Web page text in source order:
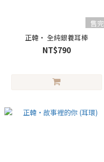
售完
正韓・ 全純銀養耳棒
NT$790